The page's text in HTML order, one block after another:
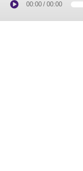
00:00 / 00:00